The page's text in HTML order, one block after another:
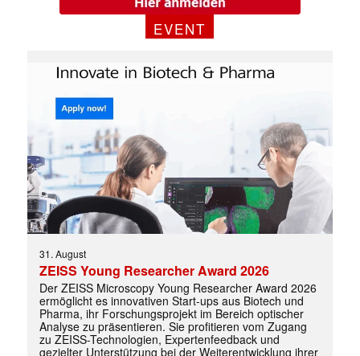
Mit dem |transkript-Newsletter
jede Woche aktuell informiert.
E-
(erforderlich)
EVENT
31. August
ZEISS Young Researcher Award 2026
Der ZEISS Microscopy Young Researcher Award 2026
ermöglicht es innovativen Start-ups aus Biotech und
Pharma, ihr Forschungsprojekt im Bereich optischer
Analyse zu präsentieren. Sie profitieren vom Zugang
zu ZEISS-Technologien, Expertenfeedback und
gezielter Unterstützung bei der Weiterentwicklung ihrer